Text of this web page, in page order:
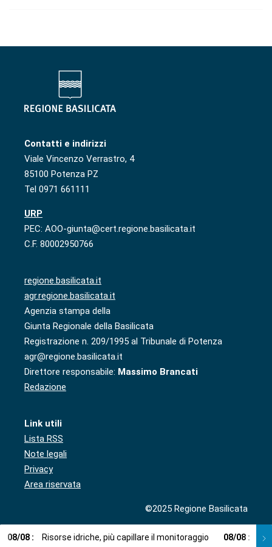
Contatti e indirizzi
Viale Vincenzo Verrastro, 4
85100 Potenza PZ
Tel 0971 661111
URP
PEC: AOO-giunta@cert.regione.basilicata.it
C.F. 80002950766
regione.basilicata.it
agr.regione.basilicata.it
Agenzia stampa della
Giunta Regionale della Basilicata
Registrazione n. 209/1995 al Tribunale di Potenza
agr@regione.basilicata.it
Direttore responsabile: Massimo Brancati
Redazione
Link utili
Lista RSS
Note legali
Privacy
Area riservata
©2025 Regione Basilicata
08/08 : Risorse idriche, più capillare il monitoraggio 08/08 :